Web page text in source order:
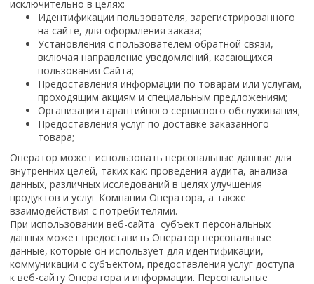
исключительно в целях:
Идентификации пользователя, зарегистрированного
на сайте, для оформления заказа;
Установления с пользователем обратной связи,
включая направление уведомлений, касающихся
пользования Сайта;
Предоставления информации по товарам или услугам,
проходящим акциям и специальным предложениям;
Организация гарантийного сервисного обслуживания;
Предоставления услуг по доставке заказанного
товара;
Оператор может использовать персональные данные для
внутренних целей, таких как: проведения аудита, анализа
данных, различных исследований в целях улучшения
продуктов и услуг Компании Оператора, а также
взаимодействия с потребителями.
При использовании веб-сайта субъект персональных
данных может предоставить Оператор персональные
данные, которые он использует для идентификации,
коммуникации с субъектом, предоставления услуг доступа
к веб-сайту Оператора и информации. Персональные